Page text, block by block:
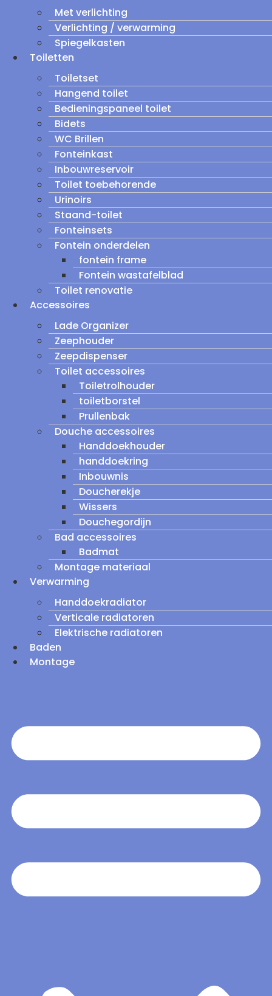
Met verlichting
Verlichting / verwarming
Spiegelkasten
Toiletten
Toiletset
Hangend toilet
Bedieningspaneel toilet
Bidets
WC Brillen
Fonteinkast
Inbouwreservoir
Toilet toebehorende
Urinoirs
Staand-toilet
Fonteinsets
Fontein onderdelen
fontein frame
Fontein wastafelblad
Toilet renovatie
Accessoires
Lade Organizer
Zeephouder
Zeepdispenser
Toilet accessoires
Toiletrolhouder
toiletborstel
Prullenbak
Douche accessoires
Handdoekhouder
handdoekring
Inbouwnis
Doucherekje
Wissers
Douchegordijn
Bad accessoires
Badmat
Montage materiaal
Verwarming
Handdoekradiator
Verticale radiatoren
Elektrische radiatoren
Baden
Montage